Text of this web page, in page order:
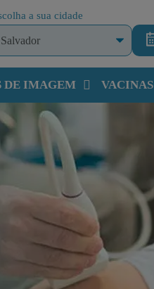
a sua cidade
DE IMAGEM VACINAS